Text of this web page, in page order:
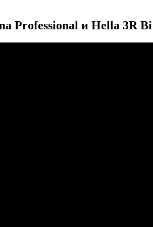
Professional и Hella 3R